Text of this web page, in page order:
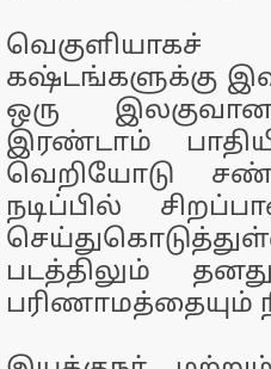
கஷ்டங்களுக்கு
ஒரு
இரண்டாம்
வெறியோடு
நடிப்பில்
படத்திலும்
பரிணாமத்தையும்